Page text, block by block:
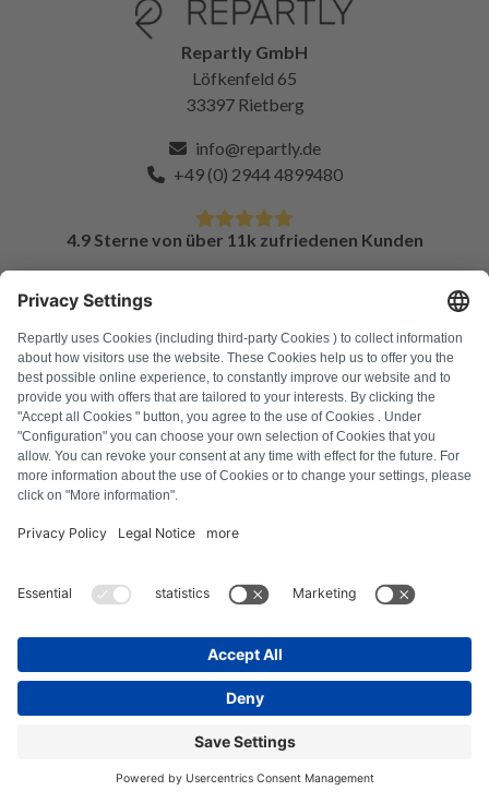
Repartly GmbH
Löfkenfeld 65
33397 Rietberg
info@repartly.de
+49 (0) 2944 4899480
4.9 Sterne von über 11k zufriedenen Kunden
FAQ
Alle Fehlercodes
Über uns
Presse
Cookie-Richtlinie
Vertrag widerrufen
© Repartly 2026